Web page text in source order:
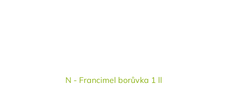
N - Francimel borůvka 1 ll